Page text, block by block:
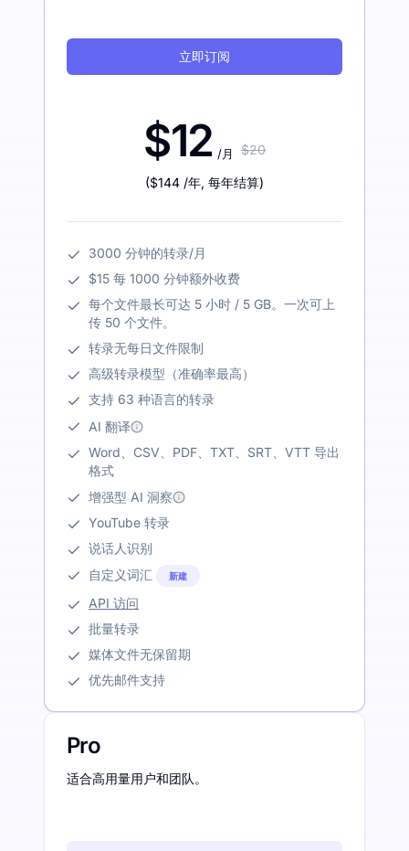
立即订阅
$12 /月 $20
($144 /年, 每年结算)
3000 分钟的转录/月
$15 每 1000 分钟额外收费
每个文件最长可达 5 小时 / 5 GB。一次可上
传 50 个文件。
转录无每日文件限制
高级转录模型（准确率最高）
支持 63 种语言的转录
AI 翻译
Word、CSV、PDF、TXT、SRT、VTT 导出
格式
增强型 AI 洞察
YouTube 转录
说话人识别
自定义词汇
新建
API 访问
批量转录
媒体文件无保留期
优先邮件支持
Pro
适合高用量用户和团队。